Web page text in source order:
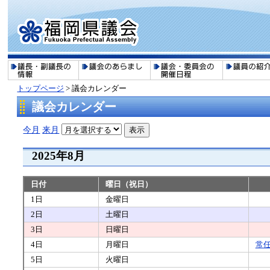
トップページ >議会カレンダー
議会カレンダー
今月 来月
2025年8月
日付
曜日（祝日）
1日
金曜日
2日
土曜日
3日
日曜日
4日
月曜日
常
5日
火曜日